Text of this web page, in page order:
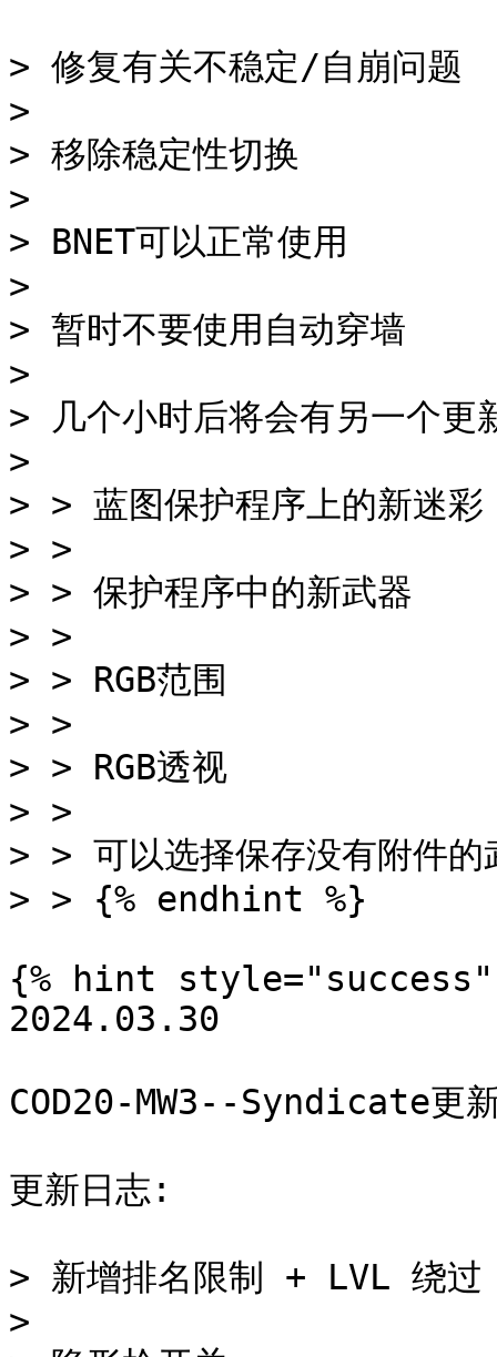
> 修复有关不稳定/自崩问题
>
> 移除稳定性切换
>
> BNET可以正常使用
>
> 暂时不要使用自动穿墙
>
> 几个小时后将会有另一个更
>
> > 蓝图保护程序上的新迷彩
> >
> > 保护程序中的新武器
> >
> > RGB范围
> >
> > RGB透视
> >
> > 可以选择保存没有附件的
> > {% endhint %}
{% hint style="success"
2024.03.30
COD20-MW3--Syndicate更
更新日志:
> 新增排名限制 + LVL 绕过
>